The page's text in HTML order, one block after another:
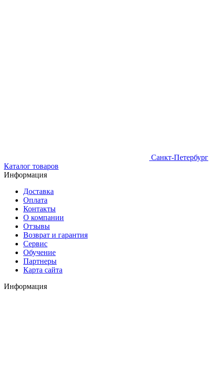
Санкт-Петербург
Каталог товаров
Информация
Доставка
Оплата
Контакты
О компании
Отзывы
Возврат и гарантия
Сервис
Обучение
Партнеры
Карта сайта
Информация